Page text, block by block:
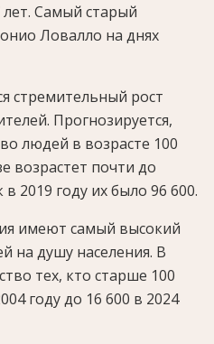
лет. Самый старый
Ловалло на днях
стремительный рост
Прогнозируется,
людей в возрасте 100
возрастет почти до
2019 году их было 96 600.
имеют самый высокий
на душу населения. В
тех, кто старше 100
году до 16 600 в 2024